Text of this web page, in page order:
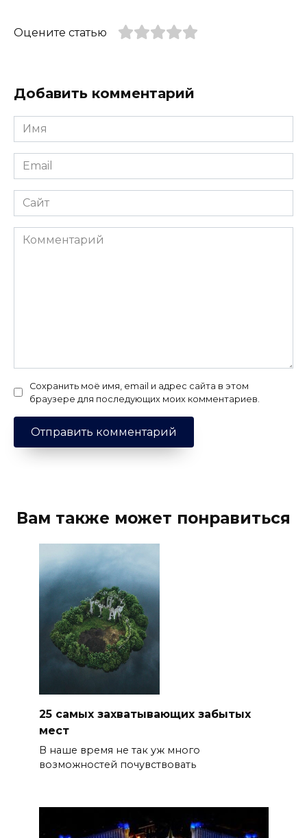
Оцените статью
Добавить комментарий
Имя
*
Email
*
Сайт
Комментарий
Сохранить моё имя, email и адрес сайта в этом
браузере для последующих моих комментариев.
Вам также может понравиться
25 самых захватывающих забытых
мест
В наше время не так уж много
возможностей почувствовать